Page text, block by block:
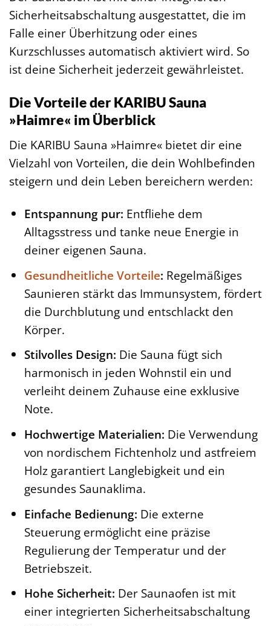
Sicherheitsabschaltung ausgestattet, die im
Falle einer Überhitzung oder eines
Kurzschlusses automatisch aktiviert wird. So
ist deine Sicherheit jederzeit gewährleistet.
Die Vorteile der KARIBU Sauna
»Haimre« im Überblick
Die KARIBU Sauna »Haimre« bietet dir eine
Vielzahl von Vorteilen, die dein Wohlbefinden
steigern und dein Leben bereichern werden:
Entspannung pur: Entfliehe dem
Alltagsstress und tanke neue Energie in
deiner eigenen Sauna.
Gesundheitliche Vorteile: Regelmäßiges
Saunieren stärkt das Immunsystem, fördert
die Durchblutung und entschlackt den
Körper.
Stilvolles Design: Die Sauna fügt sich
harmonisch in jeden Wohnstil ein und
verleiht deinem Zuhause eine exklusive
Note.
Hochwertige Materialien: Die Verwendung
von nordischem Fichtenholz und astfreiem
Holz garantiert Langlebigkeit und ein
gesundes Saunaklima.
Einfache Bedienung: Die externe
Steuerung ermöglicht eine präzise
Regulierung der Temperatur und der
Betriebszeit.
Hohe Sicherheit: Der Saunaofen ist mit
einer integrierten Sicherheitsabschaltung